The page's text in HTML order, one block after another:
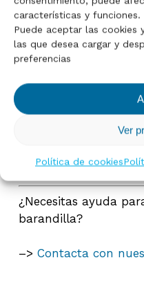
características y funciones.
Puede aceptar las cookies
las que desea cargar y
preferencias
Ver
Política de cookies
Fijación
Configuración
¿Necesitas ayuda
barandilla?
–> Contacta con